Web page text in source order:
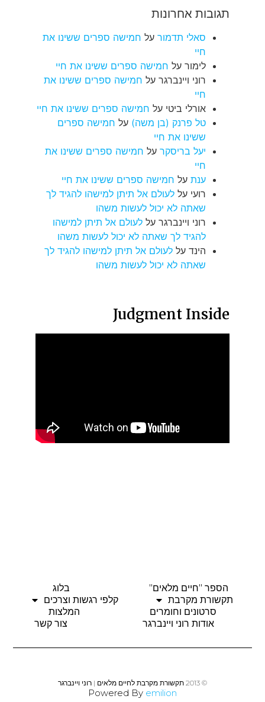
תגובות אחרונות
סאלי תדמור על חמישה ספרים ששינו את
חיי
לימור על חמישה ספרים ששינו את חיי
רוני ויינברגר על חמישה ספרים ששינו את
חיי
אורלי ביטי על חמישה ספרים ששינו את חיי
טל פרנק (בן משה) על חמישה ספרים
ששינו את חיי
יעל בריסקר על חמישה ספרים ששינו את
חיי
ענת על חמישה ספרים ששינו את חיי
רועי על לעולם אל תיתן למישהו להגיד לך
שאתה לא יכול לעשות משהו
רוני ויינברגר על לעולם אל תיתן למישהו
להגיד לך שאתה לא יכול לעשות משהו
הינד על לעולם אל תיתן למישהו להגיד לך
שאתה לא יכול לעשות משהו
Judgment Inside
הספר "חיים מלאים"
בלוג
תקשורת מקרבת
קלפי רגשות וצרכים
סרטונים וחומרים
המלצות
אודות רוני ויינברגר
צור קשר
© 2013 תקשורת מקרבת לחיים מלאים | רוני ויינברגר
Powered By emilion